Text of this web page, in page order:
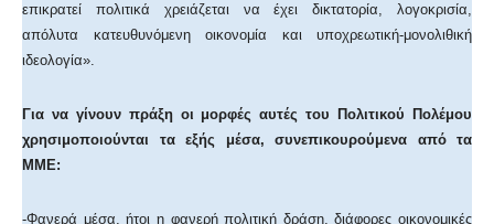
επικρατεί πολιτικά χρειάζεται να έχει δικτατορία, λογοκρισία,
απόλυτα κατευθυνόμενη οικονομία και υποχρεωτική-μονολιθική
ιδεολογία».
Για να γίνουν πράξη οι μορφές αυτές του Πολιτικού Πολέμου
χρησιμοποιούνται τα εξής μέσα, συνεπικουρούμενα από τα
ΜΜΕ:
-Φανερά μέσα, ήτοι η φανερή πολιτική δράση, διάφορες οικονομικές